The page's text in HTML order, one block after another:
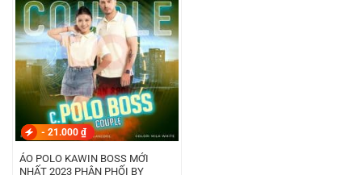
- 21.000 ₫
ÁO POLO KAWIN BOSS MỚI
NHẤT 2023 PHÂN PHỐI BY